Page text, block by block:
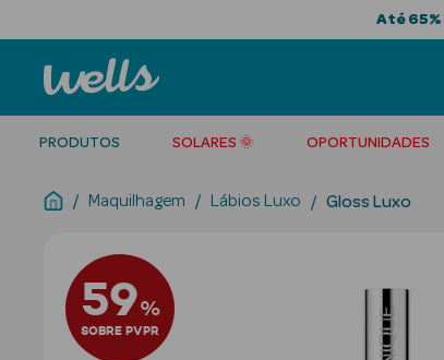
Até 65%
PRODUTOS SOLARES 🌞 OPORTUNIDADES
Maquilhagem Lábios Luxo Gloss Luxo
59%
SOBRE PVPR